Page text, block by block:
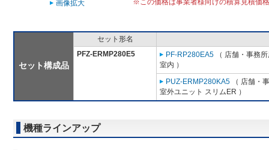
画像拡大
※この価格は事業者様向けの積算見積価
セット構成品
セット形名
PFZ-ERMP280E5
PF-RP280EA5 （ 店舗・事務
室内 ）
PUZ-ERMP280KA5 （ 店舗・
室外ユニット スリムER ）
機種ラインアップ